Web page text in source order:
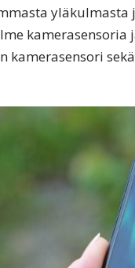
kamerasensori